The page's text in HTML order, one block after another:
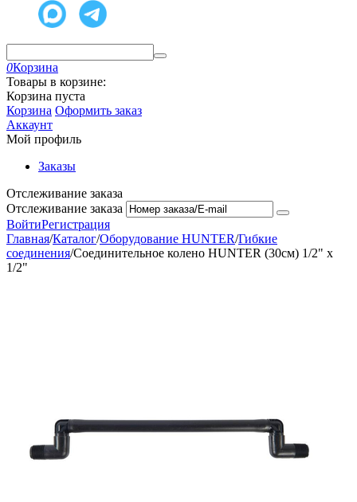
0Корзина
Товары в корзине:
Корзина пуста
Корзина Оформить заказ
Аккаунт
Мой профиль
Заказы
Отслеживание заказа
Отслеживание заказа
ВойтиРегистрация
Главная/Каталог/Оборудование HUNTER/Гибкие
соединения/Соединительное колено HUNTER (30см) 1/2" х
1/2"